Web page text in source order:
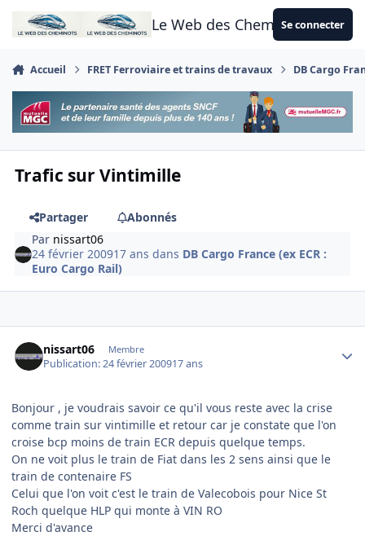
Aller au contenu
Le Web des CheminotsSe connecter
Accueil FRET Ferroviaire et trains de travaux DB Cargo
Trafic sur Vintimille
Partager
Abonnés
Par nissart06
24 février 200917 ans dans DB Cargo France (ex ECR :
Euro Cargo Rail)
nissart06 Membre
Publication:24 février 200917 ans
Bonjour , je voudrais savoir ce qu'il vous reste avec la crise
comme train sur vintimille et retour car je constate que l'on
croise bcp moins de train ECR depuis quelque temps.
On ne voit plus le train de Fiat dans les 2 sens ainsi que le
train de contenaire FS
Celui que l'on voit c'est le train de Valecobois pour Nice St
Roch quelque HLP qui monte à VIN RO
Merci d'avance